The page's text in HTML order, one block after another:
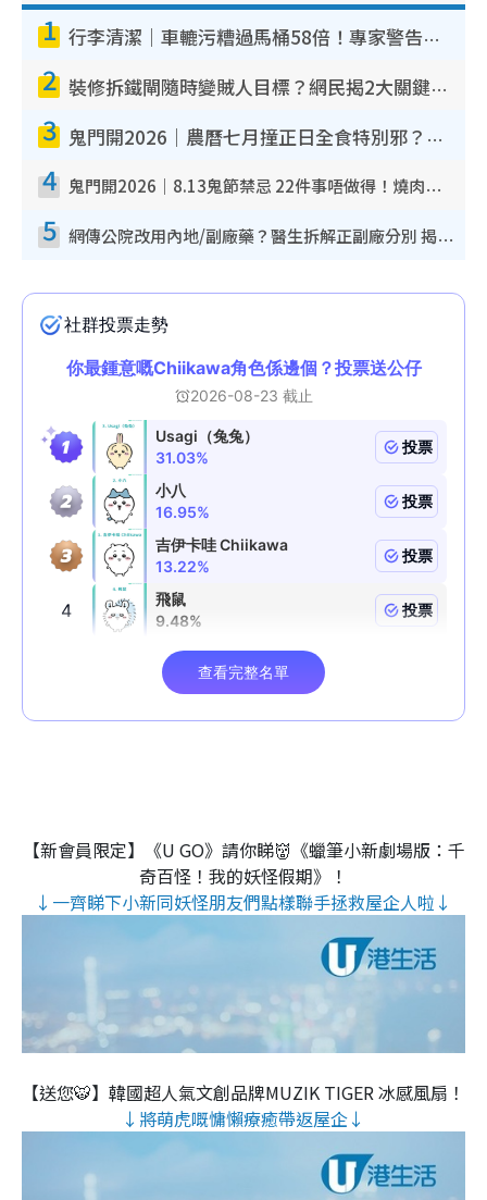
1 行李清潔｜車轆污糟過馬桶58倍！專家警告忌用酒精抹 教1招免污手除菌
2 裝修拆鐵閘隨時變賊人目標？網民揭2大關鍵用途：裝新式等於白裝？附新舊鐵閘分別
3 鬼門開2026｜農曆七月撞正日全食特別邪？專家警告切忌做一事！揭4大禁忌+2招保平安
4 鬼門開2026｜8.13鬼節禁忌 22件事唔做得！燒肉、刺身要少食？半夜勿吹口哨/打呢個電話
5 網傳公院改用內地/副廠藥？醫生拆解正副廠分別 揭4類人換藥隨時出事
【新會員限定】《U GO》請你睇👹《蠟筆小新劇場版：千
奇百怪！我的妖怪假期》！
↓一齊睇下小新同妖怪朋友們點樣聯手拯救屋企人啦↓
【送您🐯】韓國超人氣文創品牌MUZIK TIGER 冰感風扇！
↓將萌虎嘅慵懶療癒帶返屋企↓